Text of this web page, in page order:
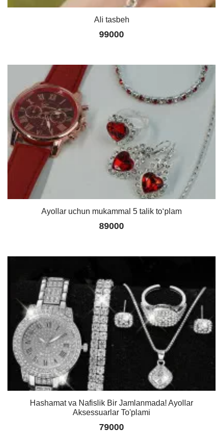
Ali tasbeh
99000
Ayollar uchun mukammal 5 talik to‘plam
89000
Hashamat va Nafislik Bir Jamlanmada! Ayollar
Aksessuarlar To'plami
79000